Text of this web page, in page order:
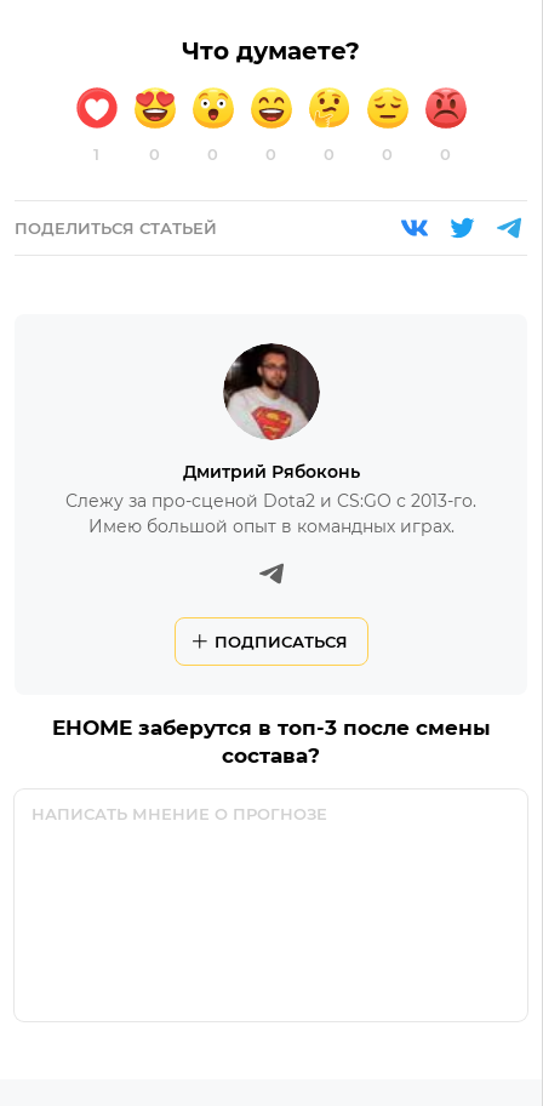
Что думаете?
1 0 0 0 0 0 0
ПОДЕЛИТЬСЯ СТАТЬЕЙ
Дмитрий Рябоконь
Слежу за про-сценой Dota2 и CS:GO с 2013-го.
Имею большой опыт в командных играх.
ПОДПИСАТЬСЯ
EHOME заберутся в топ-3 после смены
состава?